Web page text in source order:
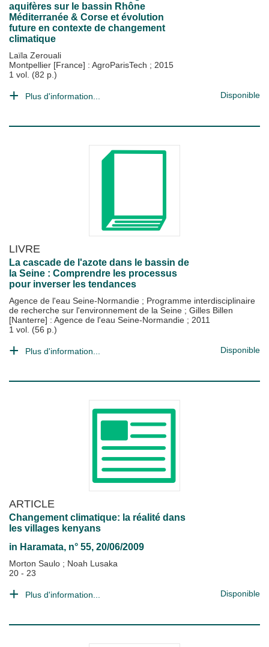
aquifères sur le bassin Rhône
Méditerranée & Corse et évolution
future en contexte de changement
climatique
Laïla Zerouali
Montpellier [France] : AgroParisTech ; 2015
1 vol. (82 p.)
Plus d'information... Disponible
LIVRE
La cascade de l'azote dans le bassin de
la Seine : Comprendre les processus
pour inverser les tendances
Agence de l'eau Seine-Normandie ; Programme interdisciplinaire
de recherche sur l'environnement de la Seine ; Gilles Billen
[Nanterre] : Agence de l'eau Seine-Normandie ; 2011
1 vol. (56 p.)
Plus d'information... Disponible
ARTICLE
Changement climatique: la réalité dans
les villages kenyans
in Haramata, n° 55, 20/06/2009
Morton Saulo ; Noah Lusaka
20 - 23
Plus d'information... Disponible